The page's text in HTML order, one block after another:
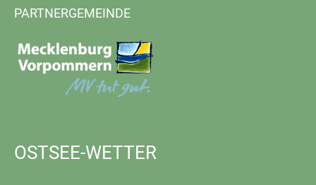
PARTNERGEMEINDE
OSTSEE-WETTER